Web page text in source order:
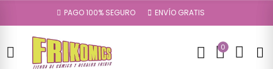
PAGO 100% SEGURO ENVÍO GRATIS
0